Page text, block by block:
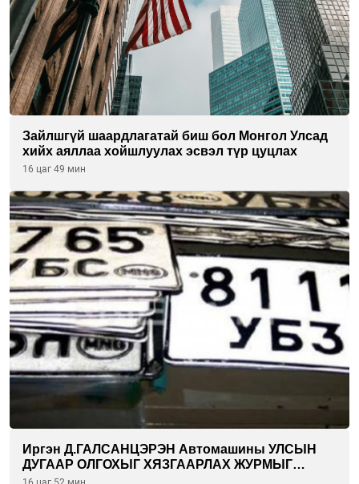
Зайлшгүй шаардлагатай биш бол Монгол Улсад
хийх аяллаа хойшлуулах эсвэл түр цуцлах
16 цаг 49 мин
Иргэн Д.ГАЛСАНЦЭРЭН Автомашины УЛСЫН
ДУГААР ОЛГОХЫГ ХЯЗГААРЛАХ ЖУРМЫГ
ЦУЦЛУУЛАХ санал гаргажээ